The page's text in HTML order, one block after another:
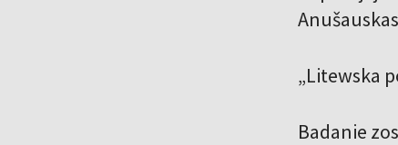
„Litewska
Badanie